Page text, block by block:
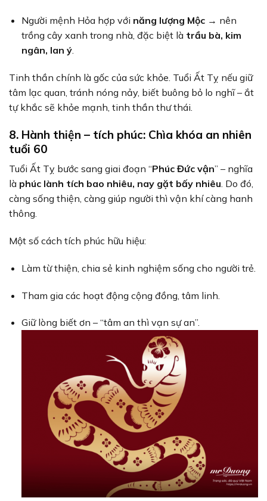
Người mệnh Hỏa hợp với năng lượng Mộc→ nên
trồng cây xanh trong nhà, đặc biệt là trầu bà, kim
ngân, lan ý.
Tinh thần chính là gốc của sức khỏe. Tuổi Ất Tỵ nếu giữ
tâm lạc quan, tránh nóng nảy, biết buông bỏ lo nghĩ – ắt
tự khắc sẽ khỏe mạnh, tinh thần thư thái.
8. Hành thiện – tích phúc: Chìa khóa an nhiên
tuổi 60
Tuổi Ất Tỵ bước sang giai đoạn “Phúc Đức vận” – nghĩa
là phúc lành tích bao nhiêu, nay gặt bấy nhiêu. Do đó,
càng sống thiện, càng giúp người thì vận khí càng hanh
thông.
Một số cách tích phúc hữu hiệu:
Làm từ thiện, chia sẻ kinh nghiệm sống cho người trẻ.
Tham gia các hoạt động cộng đồng, tâm linh.
Giữ lòng biết ơn – “tâm an thì vạn sự an”.